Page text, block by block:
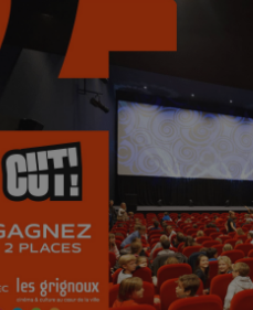
🎬 Concours CUT x
Les Grignoux ✨
Concours permanent - 2
gagner chaque semaine !